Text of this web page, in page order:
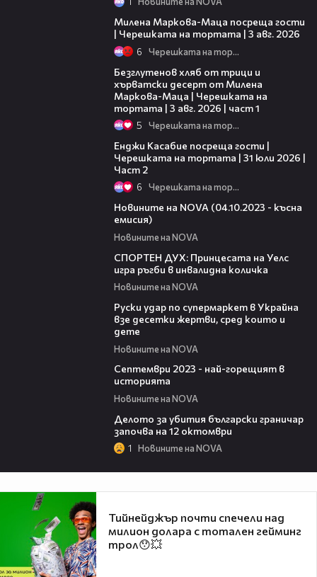
Милена Маркова-Маца посреща гости
| Черешката на тортата | 3 авг. 2026
6 Черешката на тортата
Безглутенов хляб от трици и
хърватски десерт от Милена
Маркова-Маца | Черешката на
тортата | 3 авг. 2026 | част 1
5 Черешката на тортата
Енджи Касабие посреща гости |
Черешката на тортата | 31 юли 2026 |
Част 2
6 Черешката на тортата
Новините на NOVA (04.10.2023 - късна
емисия)
Новините на NOVA
СПОРТЕН ДУХ: Принцесата на Уелс
игра ръгби в инвалидна количка
Новините на NOVA
Руски удар по супермаркет в Украйна
взе десетки жертви, сред които и
дете
Новините на NOVA
Септември 2023 - най-горещият в
историята
Новините на NOVA
Делото за убития български граничар
започва на 12 октомври
1 Новините на NOVA
Тийнейджър почти спечели над
милион долара с тотален гейминг
трол😯💥